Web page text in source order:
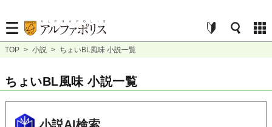
TOP > 小説 > ちょいBL風味 小説一覧
ちょいBL風味 小説一覧